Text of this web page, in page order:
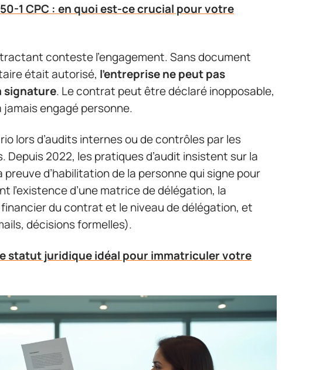
1 CPC : en quoi est-ce crucial pour votre
conteste l’engagement. Sans document
était autorisé, l’entreprise ne peut pas
signature. Le contrat peut être déclaré inopposable,
jamais engagé personne.
lors d’audits internes ou de contrôles par les
Depuis 2022, les pratiques d’audit insistent sur la
d’habilitation de la personne qui signe pour
l’existence d’une matrice de délégation, la
du contrat et le niveau de délégation, et
décisions formelles).
statut juridique idéal pour immatriculer votre